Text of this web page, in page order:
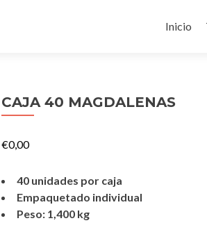
al
Inicio
CAJA 40 MAGDALENAS
€0,00
40 unidades por caja
Empaquetado individual
Peso: 1,400 kg